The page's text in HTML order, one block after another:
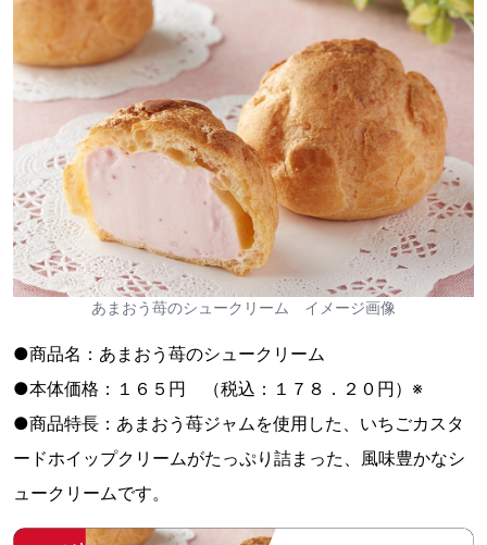
あまおう苺のシュークリーム イメージ画像
●商品名：あまおう苺のシュークリーム
●本体価格：１６５円 （税込：１７８．２０円）※
●商品特長：あまおう苺ジャムを使用した、いちごカスタ
ードホイップクリームがたっぷり詰まった、風味豊かなシ
ュークリームです。